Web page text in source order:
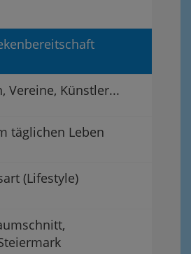
Vereine, Künstler...
täglichen Leben
(Lifestyle)